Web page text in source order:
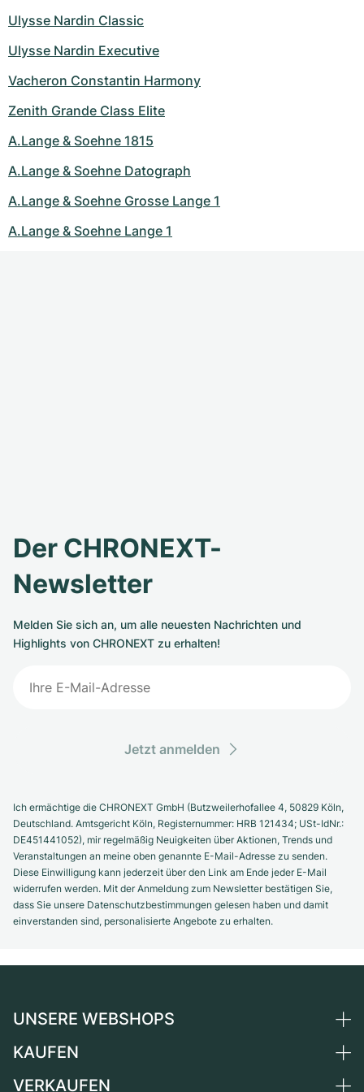
Ulysse Nardin Classic
Ulysse Nardin Executive
Vacheron Constantin Harmony
Zenith Grande Class Elite
A.Lange & Soehne 1815
A.Lange & Soehne Datograph
A.Lange & Soehne Grosse Lange 1
A.Lange & Soehne Lange 1
Der CHRONEXT-
Newsletter
Melden Sie sich an, um alle neuesten Nachrichten und
Highlights von CHRONEXT zu erhalten!
Jetzt anmelden
Ich ermächtige die CHRONEXT GmbH (Butzweilerhofallee 4, 50829 Köln,
Deutschland. Amtsgericht Köln, Registernummer: HRB 121434; USt-IdNr.:
DE451441052), mir regelmäßig Neuigkeiten über Aktionen, Trends und
Veranstaltungen an meine oben genannte E-Mail-Adresse zu senden.
Diese Einwilligung kann jederzeit über den Link am Ende jeder E-Mail
widerrufen werden. Mit der Anmeldung zum Newsletter bestätigen Sie,
dass Sie unsere Datenschutzbestimmungen gelesen haben und damit
einverstanden sind, personalisierte Angebote zu erhalten.
UNSERE WEBSHOPS
Deutschland
KAUFEN
Alle Luxusuhren
VERKAUFEN